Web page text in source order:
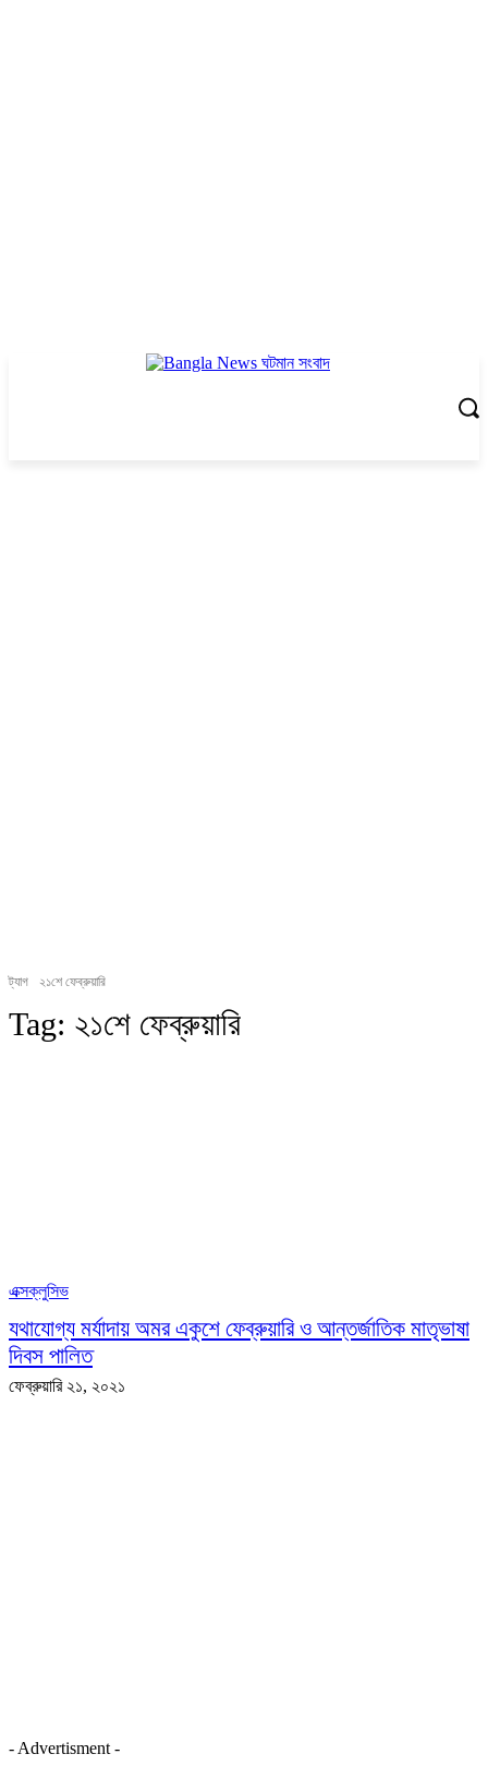
ট্যাগ ২১শে ফেব্রুয়ারি
Tag: ২১শে ফেব্রুয়ারি
এক্সক্লুসিভ
যথাযোগ্য মর্যাদায় অমর একুশে ফেব্রুয়ারি ও আন্তর্জাতিক মাতৃভাষা
দিবস পালিত
ফেব্রুয়ারি ২১, ২০২১
- Advertisment -